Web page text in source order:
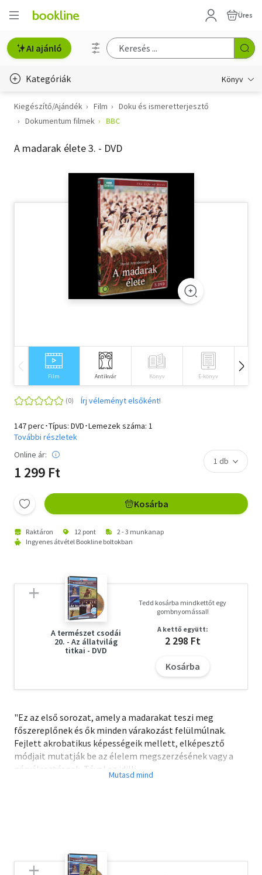
Üres
AI ajánló
Kategóriák Könyv
Életmód, egészség
Természettudomány
Történelem
Kiegészítő/Ajándék Film
Doku és ismeretterjesztő
Dokumentum filmek
BBC
A madarak élete 3. - DVD
Film Antikvár Könyv E-könyv
Írj véleményt elsőként!
147 perc･Típus: DVD･Lemezek száma: 1
További részletek
Online ár:
1 299 Ft
Kosárba
Raktáron 12 pont
2 - 3 munkanap
Ingyenes átvétel Bookline boltokban
A természet csodái
20. - Az állatvilág
titkai - DVD
Tedd kosárba mindkettőt egy
gombnyomással!
A kettő együtt:
2 298 Ft
Kosárba
"Ez az első sorozat, amely a madarakat teszi meg
főszereplőnek és ők minden várakozást felülmúlnak.
Fejlett akrobatikus képességeik mellett, elképesztő
módjait mutatják be az élelem megszerzésének vagy a
párválasztásnak. Távol az idilli
bemutassa a levegő meghódítóinak csodálatos életét."